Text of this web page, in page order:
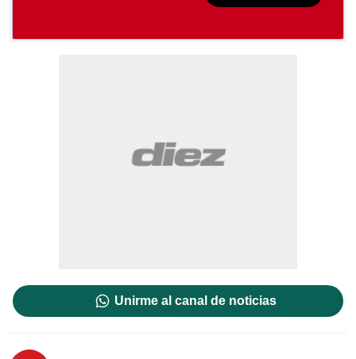
Unirme al canal de noticias